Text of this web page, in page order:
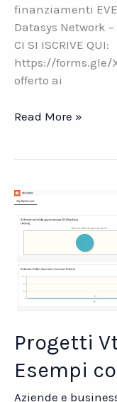
finanziamenti
Datasys Network
CI SI ISCRIVE QUI:
https://forms.gle/
offerto ai
INTELLIGENZA
Evento
13
2024
Milano
Read More »
Progetti
Esempi
Aziende e